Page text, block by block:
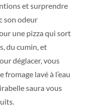
et surprendre
son odeur
une pizza qui sort
du cumin, et
déglacer, vous
fromage lavé à l’eau
saura vous